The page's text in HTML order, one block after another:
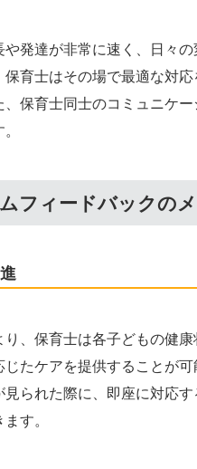
発達が非常に速く、日々
育士はその場で最適な対
保育士同士のコミュニケ
フィードバックの
、保育士は各子どもの健
たケアを提供することが
られた際に、即座に対応
す。